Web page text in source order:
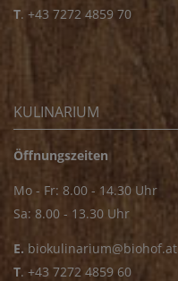
T. +43 7272 4859 70
KULINARIUM
Öffnungszeiten
Mo - Fr: 8.00 - 14.30 Uhr
Sa: 8.00 - 13.30 Uhr
E. biokulinarium@biohof.at
T. +43 7272 4859 60